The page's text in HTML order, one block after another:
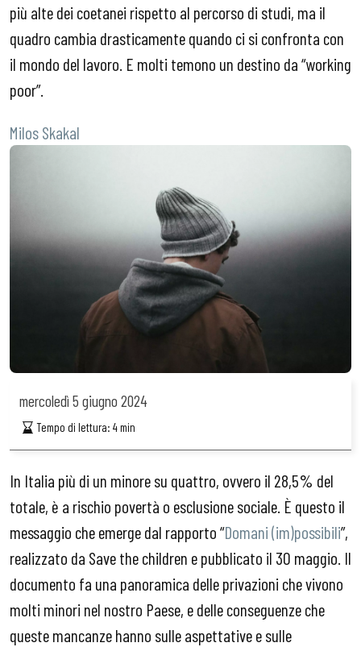
più alte dei coetanei rispetto al percorso di studi, ma il
quadro cambia drasticamente quando ci si confronta con
il mondo del lavoro. E molti temono un destino da “working
poor”.
Milos Skakal
mercoledì 5 giugno 2024
Tempo di lettura:4min
In Italia più di un minore su quattro, ovvero il 28,5% del
totale, è a rischio povertà o esclusione sociale. È questo il
messaggio che emerge dal rapporto “Domani (im)possibili”,
realizzato da Save the children e pubblicato il 30 maggio. Il
documento fa una panoramica delle privazioni che vivono
molti minori nel nostro Paese, e delle conseguenze che
queste mancanze hanno sulle aspettative e sulle